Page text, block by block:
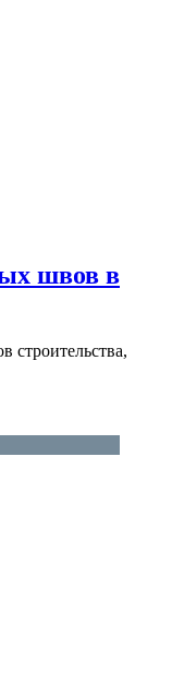
швов в
строительства,